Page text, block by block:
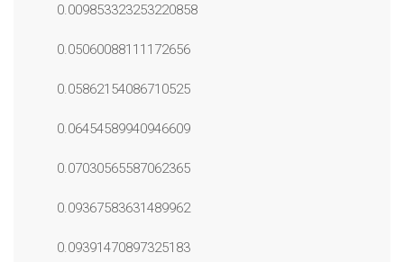
0.009853323253220858
0.05060088111172656
0.05862154086710525
0.06454589940946609
0.07030565587062365
0.09367583631489962
0.09391470897325183